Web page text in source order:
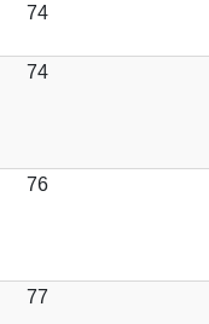
74
74
76
77